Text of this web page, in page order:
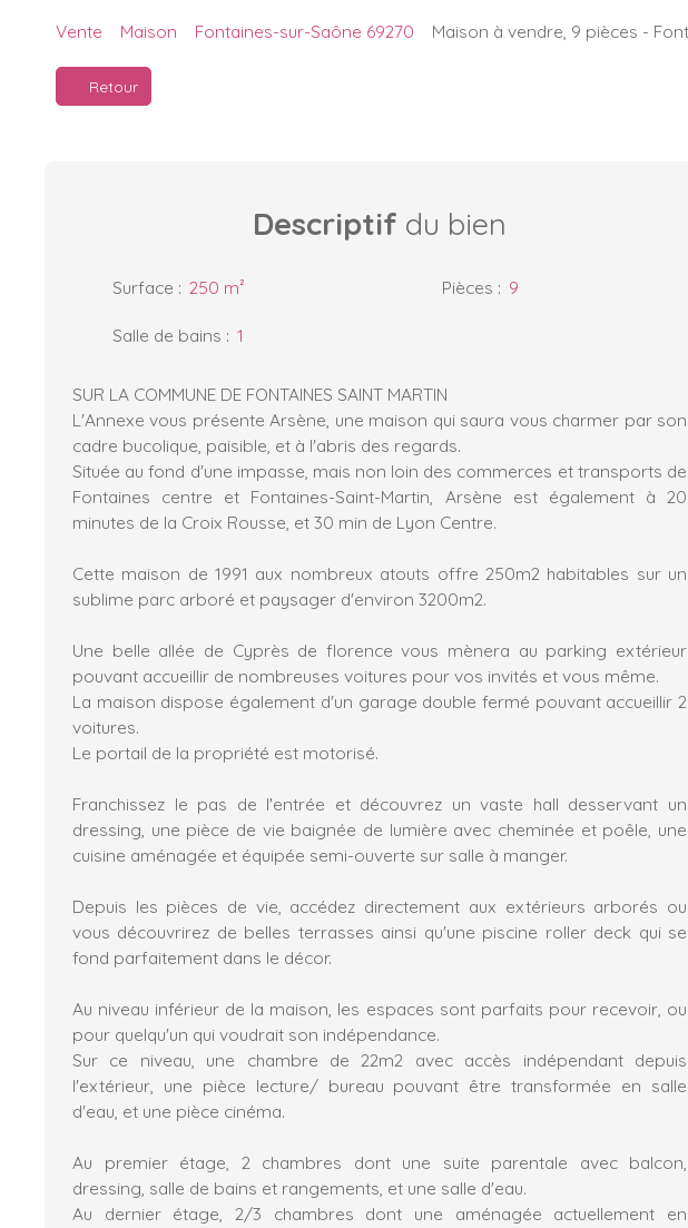
Vente Maison Fontaines-sur-Saône 69270 Maison à vendre, 9 pièces -
Retour
Descriptif du bien
Surface : 250 m² Pièces : 9
Salle de bains : 1
SUR LA COMMUNE DE FONTAINES SAINT MARTIN
L'Annexe vous présente Arsène, une maison qui saura vous charmer par son
cadre bucolique, paisible, et à l'abris des regards.
Située au fond d'une impasse, mais non loin des commerces et transports de
Fontaines centre et Fontaines-Saint-Martin, Arsène est également à 20
minutes de la Croix Rousse, et 30 min de Lyon Centre.
Cette maison de 1991 aux nombreux atouts offre 250m2 habitables sur un
sublime parc arboré et paysager d'environ 3200m2.
Une belle allée de Cyprès de florence vous mènera au parking extérieur
pouvant accueillir de nombreuses voitures pour vos invités et vous même.
La maison dispose également d'un garage double fermé pouvant accueillir 2
voitures.
Le portail de la propriété est motorisé.
Franchissez le pas de l'entrée et découvrez un vaste hall desservant un
dressing, une pièce de vie baignée de lumière avec cheminée et poêle, une
cuisine aménagée et équipée semi-ouverte sur salle à manger.
Depuis les pièces de vie, accédez directement aux extérieurs arborés ou
vous découvrirez de belles terrasses ainsi qu'une piscine roller deck qui se
fond parfaitement dans le décor.
Au niveau inférieur de la maison, les espaces sont parfaits pour recevoir, ou
pour quelqu'un qui voudrait son indépendance.
Sur ce niveau, une chambre de 22m2 avec accès indépendant depuis
l'extérieur, une pièce lecture/ bureau pouvant être transformée en salle
d'eau, et une pièce cinéma.
Au premier étage, 2 chambres dont une suite parentale avec balcon,
dressing, salle de bains et rangements, et une salle d'eau.
Au dernier étage, 2/3 chambres dont une aménagée actuellement en